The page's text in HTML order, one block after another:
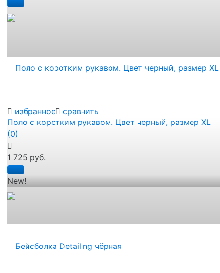
избранное сравнить
Поло с коротким рукавом. Цвет черный, размер XL
(0)
1 725 руб.
New!